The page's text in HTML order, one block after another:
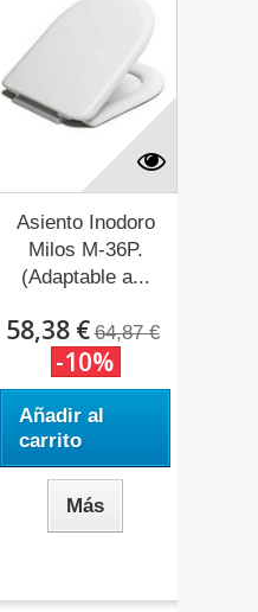
Asiento Inodoro
Milos M-36P.
(Adaptable a...
58,38 € 64,87 €
-10%
Añadir al
carrito
Más